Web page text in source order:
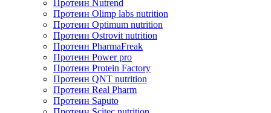
Протеин Nutrend
Протеин Olimp labs nutrition
Протеин Optimum nutrition
Протеин Ostrovit nutrition
Протеин PharmaFreak
Протеин Power pro
Протеин Protein Factory
Протеин QNT nutrition
Протеин Real Pharm
Протеин Saputo